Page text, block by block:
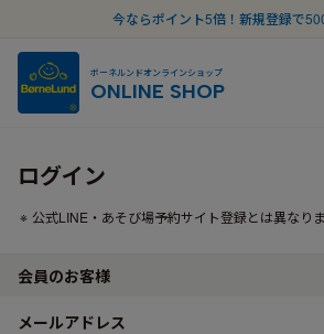
今ならポイント5倍！新規登録で
ボーネルンドオンラインショップ
ONLINE SHOP
ログイン
公式LINE・あそび場予約サイト登録とは異なりま
会員のお客様
メールアドレス